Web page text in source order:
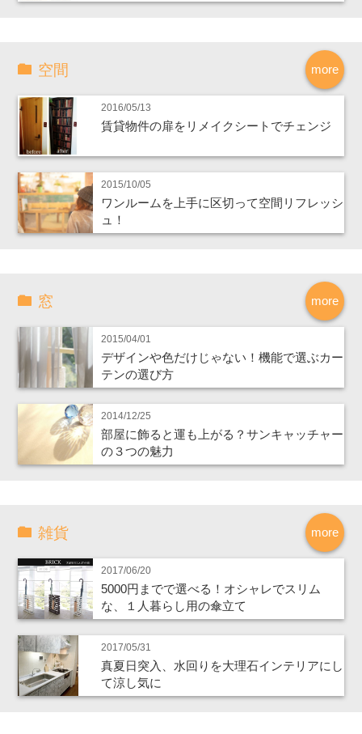
more
空間
2016/05/13
賃貸物件の扉をリメイクシートでチェンジ
2015/10/05
ワンルームを上手に区切って空間リフレッシ
ュ！
more
窓
2015/04/01
デザインや色だけじゃない！機能で選ぶカー
テンの選び方
2014/12/25
部屋に飾ると運も上がる？サンキャッチャー
の３つの魅力
more
雑貨
2017/06/20
5000円までで選べる！オシャレでスリム
な、１人暮らし用の傘立て
2017/05/31
真夏日突入、水回りを大理石インテリアにし
て涼し気に